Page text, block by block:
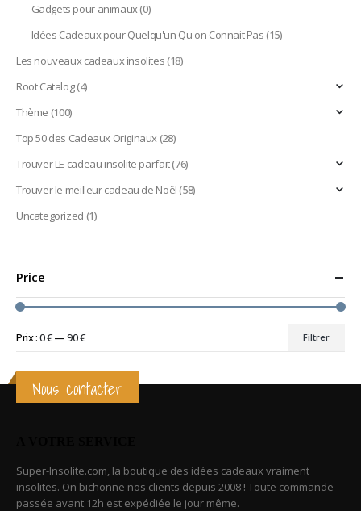
Gadgets pour animaux(0)
Idées Cadeaux pour Quelqu'un Qu'on Connait Pas(15)
Les nouveaux cadeaux insolites(18)
Root Catalog(4)
Thème (100)
Top 50 des Cadeaux Originaux(28)
Trouver LE cadeau insolite parfait(76)
Trouver le meilleur cadeau de Noël(58)
Uncategorized (1)
Price
Filtrer
Prix :0 €—90 €
Nous contacter
Super-Insolite.com, la boutique des idées cadeaux vraiment
insolites. On bichonne nos clients depuis 2008 ! Toute commande
passée avant 12h est expédiée le jour même.